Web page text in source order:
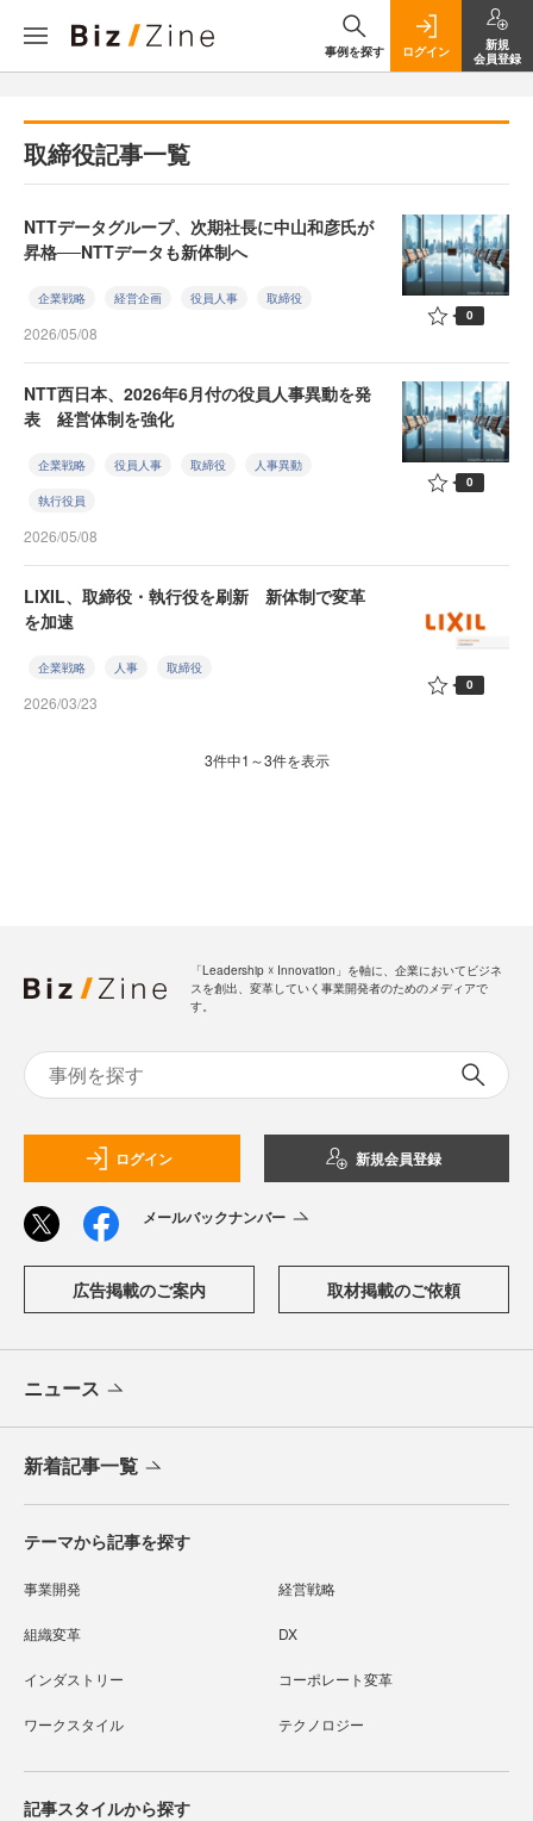
事例を探す ログイン
新規
会員登録
取締役記事一覧
NTTデータグループ、次期社長に中山和彦氏が
昇格──NTTデータも新体制へ
企業戦略 経営企画 役員人事 取締役
2026/05/08
0
NTT西日本、2026年6月付の役員人事異動を発
表 経営体制を強化
企業戦略 役員人事 取締役 人事異動
執行役員
2026/05/08
0
LIXIL、取締役・執行役を刷新 新体制で変革
を加速
企業戦略 人事 取締役
2026/03/23
0
3件中1～3件を表示
「Leadership ☓ Innovation」を軸に、企業においてビジネ
スを創出、変革していく事業開発者のためのメディアで
す。
ログイン 新規会員登録
メールバックナンバー
広告掲載のご案内 取材掲載のご依頼
ニュース
新着記事一覧
テーマから記事を探す
事業開発 経営戦略
組織変革 DX
インダストリー コーポレート変革
ワークスタイル テクノロジー
記事スタイルから探す